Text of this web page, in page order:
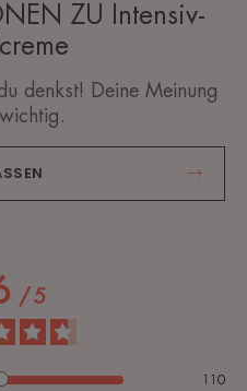
ZU Intensiv-
denkst! Deine Meinung
/5
110